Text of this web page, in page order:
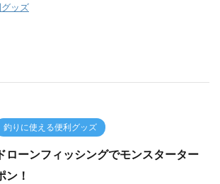
ッズ
釣りに使える便利グッズ
ローンフィッシングでモンスターター
ン！